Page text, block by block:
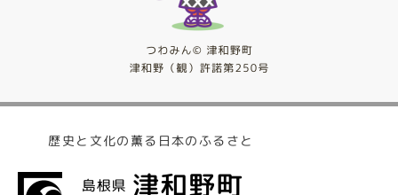
歴史と文化の薫る日本のふるさと